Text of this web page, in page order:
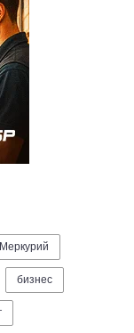
бизнес